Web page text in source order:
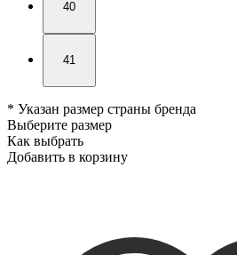
40
41
* Указан размер страны бренда
Выберите размер
Как выбрать
Добавить в корзину